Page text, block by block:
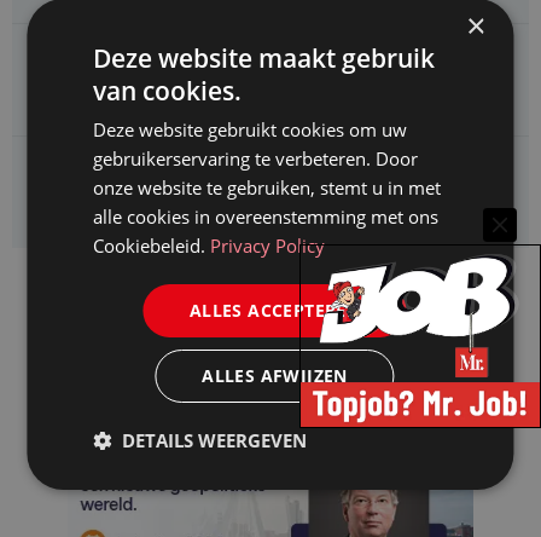
CAOP zoekt een
Juridisch adviseur (junior)
Kifid zoekt een
Jurist- secretaris
×
Deze website maakt gebruik
van cookies.
Deze website gebruikt cookies om uw
gebruikerservaring te verbeteren. Door
onze website te gebruiken, stemt u in met
alle cookies in overeenstemming met ons
Cookiebeleid. Privacy Policy
ALLES ACCEPTEREN
ALLES AFWIJZEN
DETAILS WEERGEVEN